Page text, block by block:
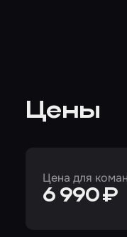
Цены
Цена для
6 990 ₽